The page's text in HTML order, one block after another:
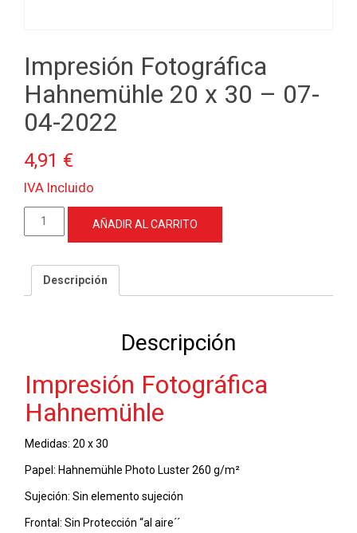
Impresión Fotográfica
Hahnemühle 20 x 30 – 07-
04-2022
4,91 €
IVA Incluido
Impresión
Fotográfica
20
2022
cantidad
AÑADIR AL CARRITO
Descripción
Descripción
Impresión Fotográfica
Hahnemühle
Medidas: 20 x 30
Papel: Hahnemühle Photo Luster 260 g/m²
Sujeción: Sin elemento sujeción
Frontal: Sin Protección “al aire´´